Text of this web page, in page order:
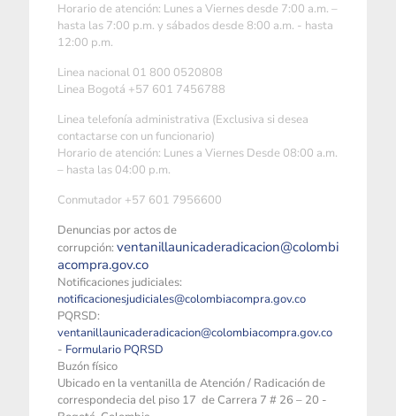
Horario de atención: Lunes a Viernes desde 7:00 a.m. –
hasta las 7:00 p.m. y sábados desde 8:00 a.m. - hasta
12:00 p.m.
Linea nacional 01 800 0520808
Linea Bogotá +57 601 7456788
Linea telefonía administrativa (Exclusiva si desea
contactarse con un funcionario)
Horario de atención: Lunes a Viernes Desde 08:00 a.m.
– hasta las 04:00 p.m.
Conmutador +57 601 7956600
Denuncias por actos de
corrupción: ventanillaunicaderadicacion@colombi
acompra.gov.co
Notificaciones judiciales:
notificacionesjudiciales@colombiacompra.gov.co
PQRSD:
ventanillaunicaderadicacion@colombiacompra.gov.co
- Formulario PQRSD
Buzón físico
Ubicado en la ventanilla de Atención / Radicación de
correspondecia del piso 17 de Carrera 7 # 26 – 20 -